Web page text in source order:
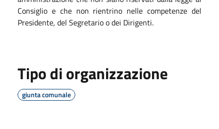
Consiglio e che non rientrino nelle competenze del
Presidente, del Segretario o dei Dirigenti.
Tipo di organizzazione
giunta comunale